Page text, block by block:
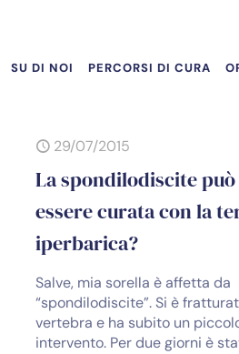
SU DI NOI PERCORSI DI CURA
29/07/2015
La spondilodiscite può
essere curata con la
iperbarica?
Salve, mia sorella è affetta da
“spondilodiscite”. Si è
vertebra e ha subito un
intervento. Per due giorni è